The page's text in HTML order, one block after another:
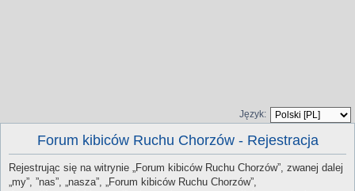
Język:
Forum kibiców Ruchu Chorzów - Rejestracja
Rejestrując się na witrynie „Forum kibiców Ruchu Chorzów”, zwanej dalej
„my”, ”nas”, „nasza”, „Forum kibiców Ruchu Chorzów”,